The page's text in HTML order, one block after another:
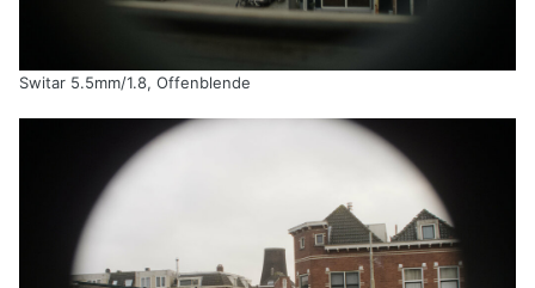
Switar 5.5mm/1.8, Offenblende